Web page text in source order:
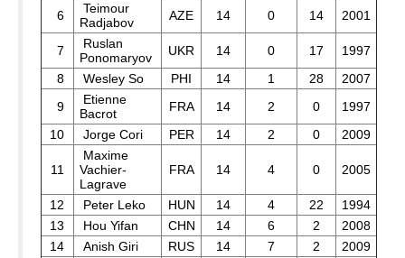
6
Teimour
Radjabov
AZE 14 0 14 2001
7
Ruslan
Ponomaryov
UKR 14 0 17
1997
8
Wesley So PHI 14 1 28
2007
9
Etienne
Bacrot
FRA 14 2 0
1997
10
Jorge Cori PER 14 2 0 2009
11
Maxime
Vachier-
Lagrave
FRA 14 4 0 2005
12 Peter Leko HUN 14 4 22
1994
13
Hou Yifan CHN 14 6 2
2008
14
Anish Giri RUS 14 7 2
2009